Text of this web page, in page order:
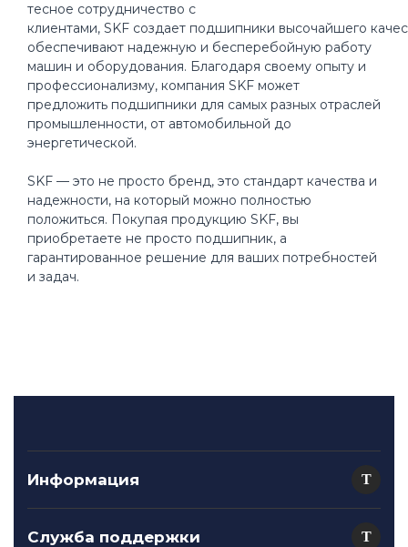
тесное сотрудничество с
клиентами, SKF создает подшипники высочайшего
обеспечивают надежную и бесперебойную работу
машин и оборудования. Благодаря своему опыту и
профессионализму, компания SKF может
предложить подшипники для самых разных отраслей
промышленности, от автомобильной до
энергетической.
SKF — это не просто бренд, это стандарт качества и
надежности, на который можно полностью
положиться. Покупая продукцию SKF, вы
приобретаете не просто подшипник, а
гарантированное решение для ваших потребностей
и задач.
Информация
Служба поддержки